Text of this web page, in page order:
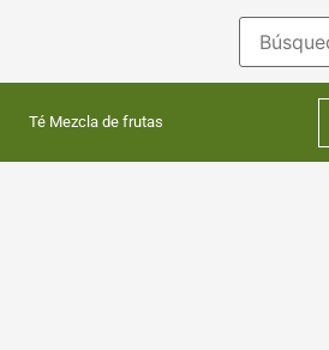
Té Mezcla de frutas